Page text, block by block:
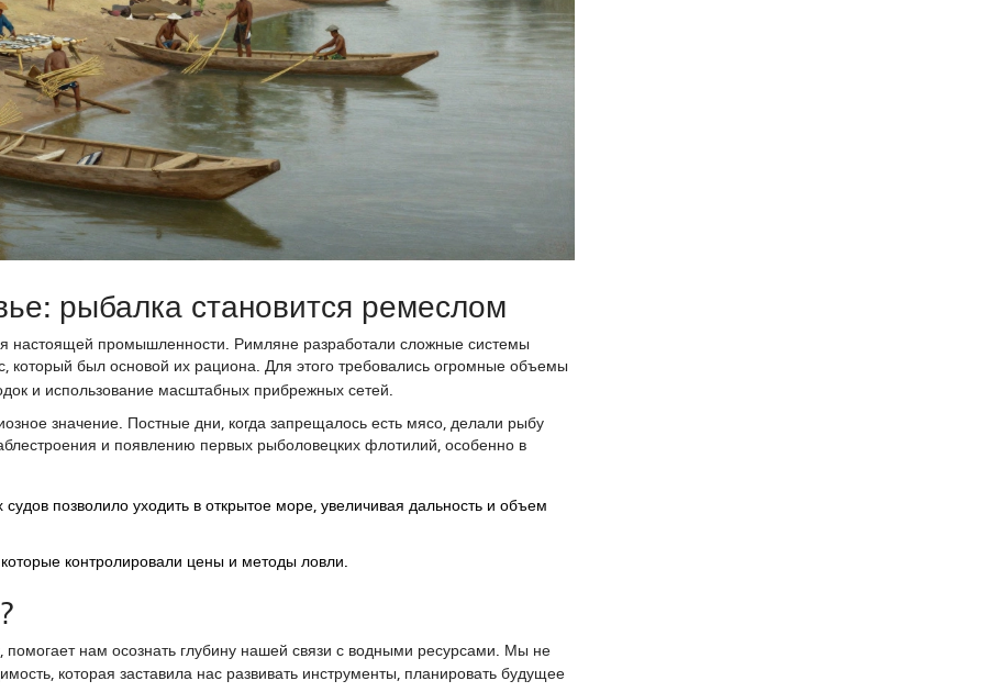
рыбалка становится ремеслом
настоящей промышленности. Римляне разработали сложные системы
который был основой их рациона. Для этого требовались огромные объемы
и использование масштабных прибрежных сетей.
значение. Постные дни, когда запрещалось есть мясо, делали рыбу
и появлению первых рыболовецких флотилий, особенно в
позволило уходить в открытое море, увеличивая дальность и объем
контролировали цены и методы ловли.
, помогает нам осознать глубину нашей связи с водными ресурсами. Мы не
которая заставила нас развивать инструменты, планировать будущее